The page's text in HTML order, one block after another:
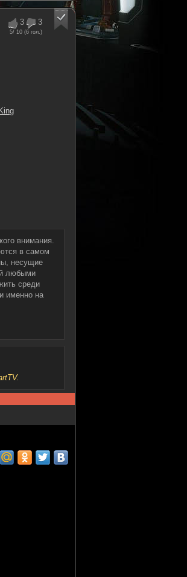
3 3
5/ 10 (6 гол.)
внимания.
в самом
несущие
любыми
среди
именно на